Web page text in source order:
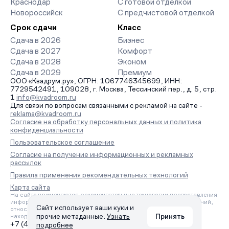
Краснодар
Новороссийск
С готовой отделкой
С предчистовой отделкой
Срок сдачи
Сдача в 2026
Сдача в 2027
Сдача в 2028
Сдача в 2029
Класс
Бизнес
Комфорт
Эконом
Премиум
ООО «Квадрум.ру», ОГРН: 1067746345699, ИНН:
7729542491, 109028, г. Москва, Тессинский пер., д. 5, стр.
1 info@kvadroom.ru
Для связи по вопросам связанными с рекламой на сайте -
reklama@kvadroom.ru
Согласие на обработку персональных данных и политика
конфиденциальности
Пользовательское соглашение
Согласие на получение информационных и рекламных
рассылок
Правила применения рекомендательных технологий
Карта сайта
На сайте применяются рекомендательные технологии предоставления
информации на основе сбора, систематизации и анализа сведений,
относящихся к предпочтениям пользователей сети «Интернет»,
находящихся на территории Российской Федерации.
+7 (495) 157-88-80
Сайт использует ваши куки и
прочие метаданные. Узнать
подробнее
Принять